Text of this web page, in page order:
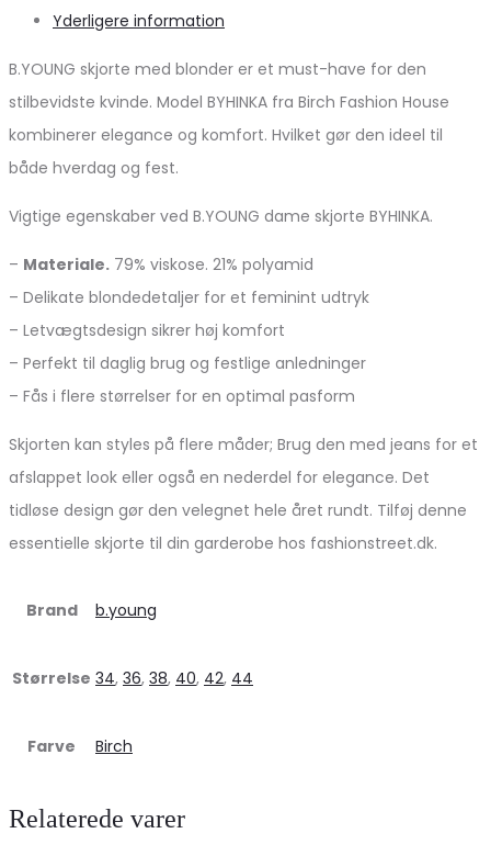
Yderligere information
B.YOUNG skjorte med blonder er et must-have for den
stilbevidste kvinde. Model BYHINKA fra Birch Fashion House
kombinerer elegance og komfort. Hvilket gør den ideel til
både hverdag og fest.
Vigtige egenskaber ved B.YOUNG dame skjorte BYHINKA.
– Materiale. 79% viskose. 21% polyamid
– Delikate blondedetaljer for et feminint udtryk
– Letvægtsdesign sikrer høj komfort
– Perfekt til daglig brug og festlige anledninger
– Fås i flere størrelser for en optimal pasform
Skjorten kan styles på flere måder; Brug den med jeans for et
afslappet look eller også en nederdel for elegance. Det
tidløse design gør den velegnet hele året rundt. Tilføj denne
essentielle skjorte til din garderobe hos fashionstreet.dk.
Brand b.young
Størrelse 34, 36, 38, 40, 42, 44
Farve Birch
Relaterede varer